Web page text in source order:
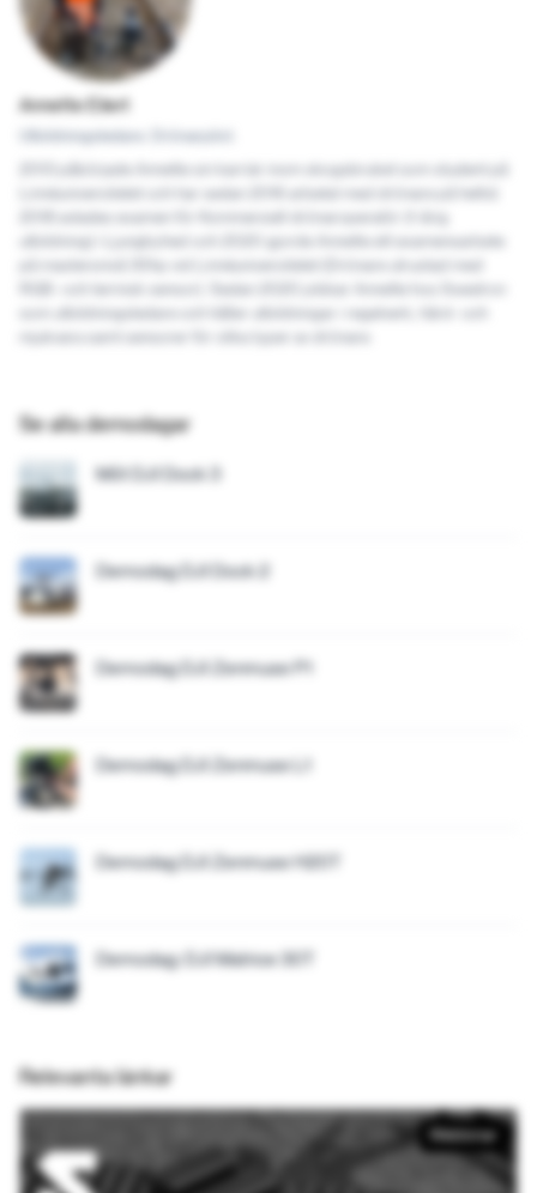
Annette Eilert
Se alla demodagar
Möt DJI Dock 3
Demodag DJI Dock 2
Demodag DJI Zenmuse P1
Demodag DJI Zenmuse L1
Demodag DJI Zenmuse H20T
Demodag: DJI Matrice 30T
Relevanta länkar
Webbinar